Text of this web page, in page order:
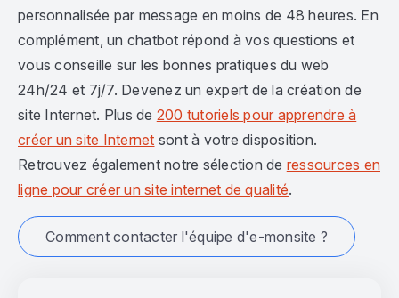
personnalisée par message en moins de 48 heures. En
complément, un chatbot répond à vos questions et
vous conseille sur les bonnes pratiques du web
24h/24 et 7j/7. Devenez un expert de la création de
site Internet. Plus de 200 tutoriels pour apprendre à
créer un site Internet sont à votre disposition.
Retrouvez également notre sélection de ressources en
ligne pour créer un site internet de qualité.
Comment contacter l'équipe d'e-monsite ?